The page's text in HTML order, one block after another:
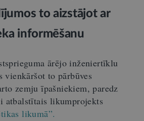
to aizstājot ar
informēšanu
ārējo inženiertīklu
vienkāršot to pārbūves
zemju īpašniekiem, paredz
atbalstītais likumprojekts
likumā”.